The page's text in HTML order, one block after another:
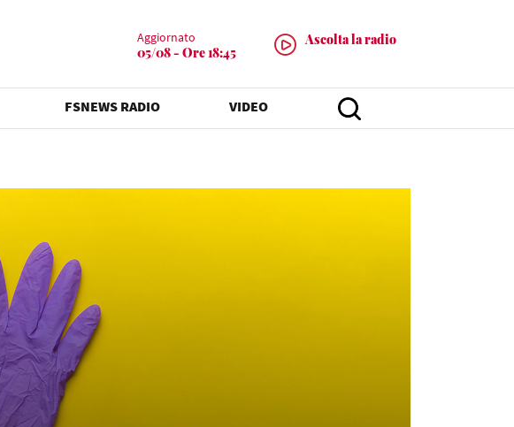
Aggiornato
05/08 - Ore 18:45
Ascolta la radio
FSNEWS RADIO VIDEO